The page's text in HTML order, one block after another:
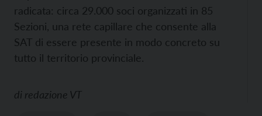
radicata: circa 29.000 soci organizzati in 85
Sezioni, una rete capillare che consente alla
SAT di essere presente in modo concreto su
tutto il territorio provinciale.
di redazione VT